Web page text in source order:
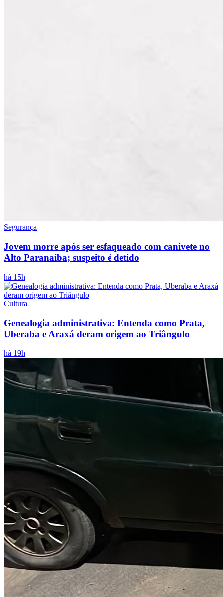
Segurança
Jovem morre após ser esfaqueado com canivete no
Alto Paranaíba; suspeito é detido
há 15h
Cultura
Genealogia administrativa: Entenda como Prata,
Uberaba e Araxá deram origem ao Triângulo
há 19h